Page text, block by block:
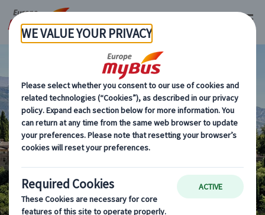
アンダルシア地方
海外現地オプショナルツアー